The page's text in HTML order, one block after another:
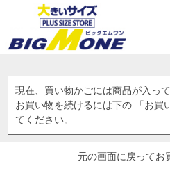
現在、買い物かごには商品が入って
お買い物を続けるには下の 「お買
てください。
元の画面に戻ってお